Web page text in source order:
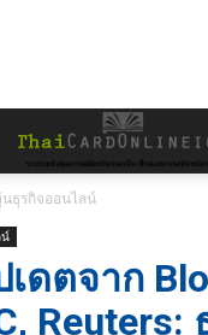
ธุรกิจออนไลน์
ดตจาก
Reuters: